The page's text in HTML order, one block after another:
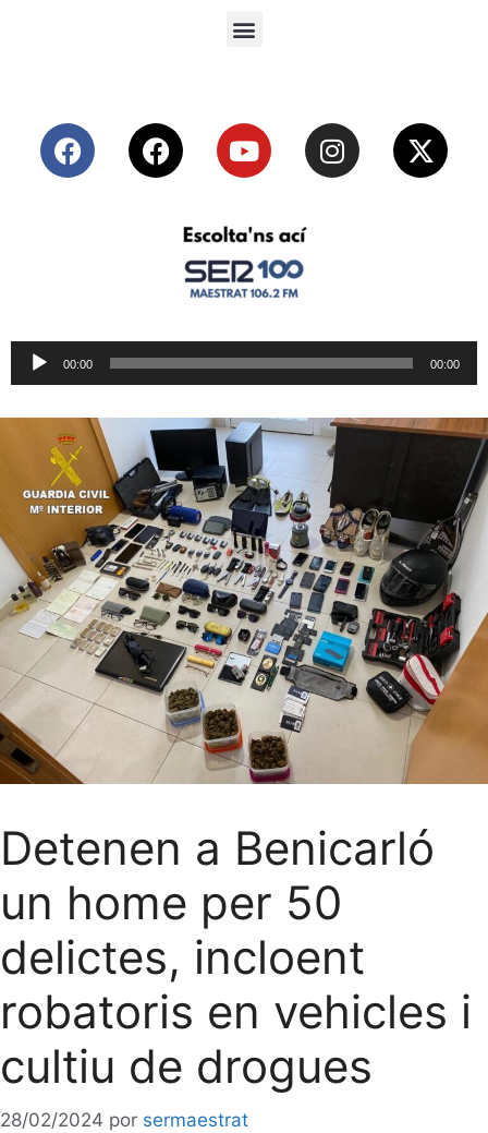
Reproductor
de
00:00 00:00
Detenen a Benicarló
un home per 50
delictes, incloent
robatoris en vehicles i
cultiu de drogues
28/02/2024 por sermaestrat